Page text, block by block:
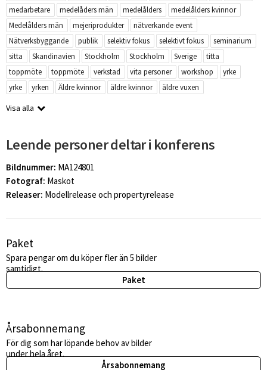
medarbetare
medelåders män medelålders
medelålders kvinnor
Medelålders män
mejeriprodukter
nätverkande event
Nätverksbyggande
publik selektiv fokus selektivt fokus
seminarium
sitta
Skandinavien Stockholm Stockholm Sverige
titta
toppmöte
toppmöte verkstad vita personer workshop
yrke
yrke
yrken Äldre kvinnor äldre kvinnor äldre vuxen
Visa alla
Leende personer deltar i konferens
Bildnummer: MA124801
Fotograf: Maskot
Releaser: Modellrelease och propertyrelease
Paket
Spara pengar om du köper fler än 5 bilder
samtidigt.
Paket
Årsabonnemang
För dig som har löpande behov av bilder
under hela året.
Årsabonnemang